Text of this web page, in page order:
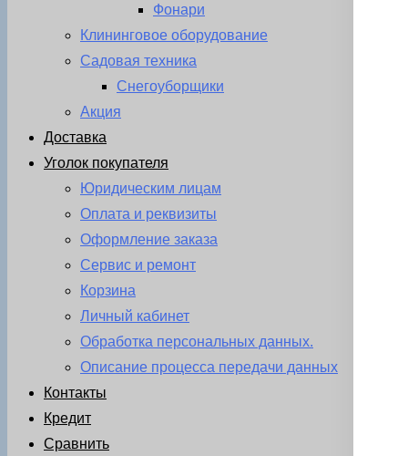
Фонари
Клининговое оборудование
Садовая техника
Снегоуборщики
Акция
Доставка
Уголок покупателя
Юридическим лицам
Оплата и реквизиты
Оформление заказа
Сервис и ремонт
Корзина
Личный кабинет
Обработка персональных данных.
Описание процесса передачи данных
Контакты
Кредит
Сравнить